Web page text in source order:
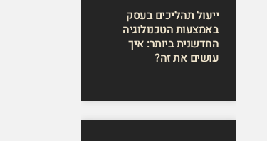
ייעול תהליכים בעסק
באמצעות הטכנולוגיה
החדשנית ביותר: איך
עושים את זה?